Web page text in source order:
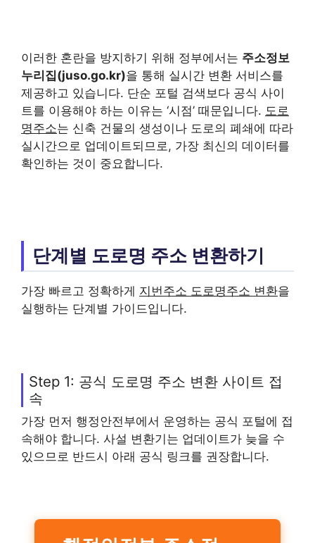
이러한 혼란을 방지하기 위해 정부에서는 주소정보
누리집(juso.go.kr)을 통해 실시간 변환 서비스를
제공하고 있습니다. 단순 포털 검색보다 공식 사이
트를 이용해야 하는 이유는 ‘시점’ 때문입니다. 도로
명주소는 신축 건물의 생성이나 도로의 폐쇄에 따라
실시간으로 업데이트되므로, 가장 최신의 데이터를
확인하는 것이 중요합니다.
단계별 도로명 주소 변환하기
가장 빠르고 정확하게 지번주소 도로명주소 변환을
실행하는 단계별 가이드입니다.
Step 1: 공식 도로명 주소 변환 사이트 접
속
가장 먼저 행정안전부에서 운영하는 공식 포털에 접
속해야 합니다. 사설 변환기는 업데이트가 늦을 수
있으므로 반드시 아래 공식 링크를 권장합니다.